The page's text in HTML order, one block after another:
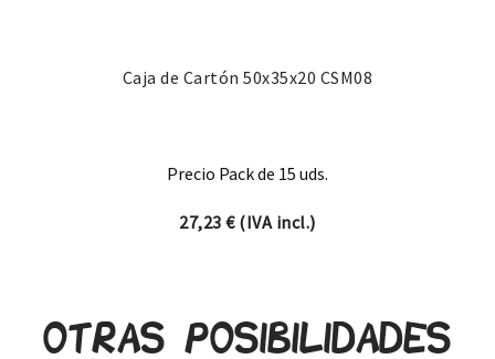
Caja de Cartón 50x35x20 CSM08
Precio Pack de 15 uds.
27,23€(IVA incl.)
Otras posibilidades